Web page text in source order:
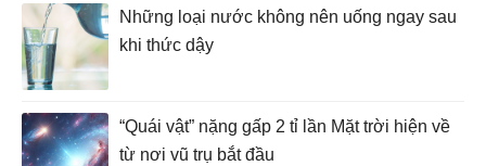
Những loại nước không nên uống ngay sau
khi thức dậy
“Quái vật” nặng gấp 2 tỉ lần Mặt trời hiện về
từ nơi vũ trụ bắt đầu